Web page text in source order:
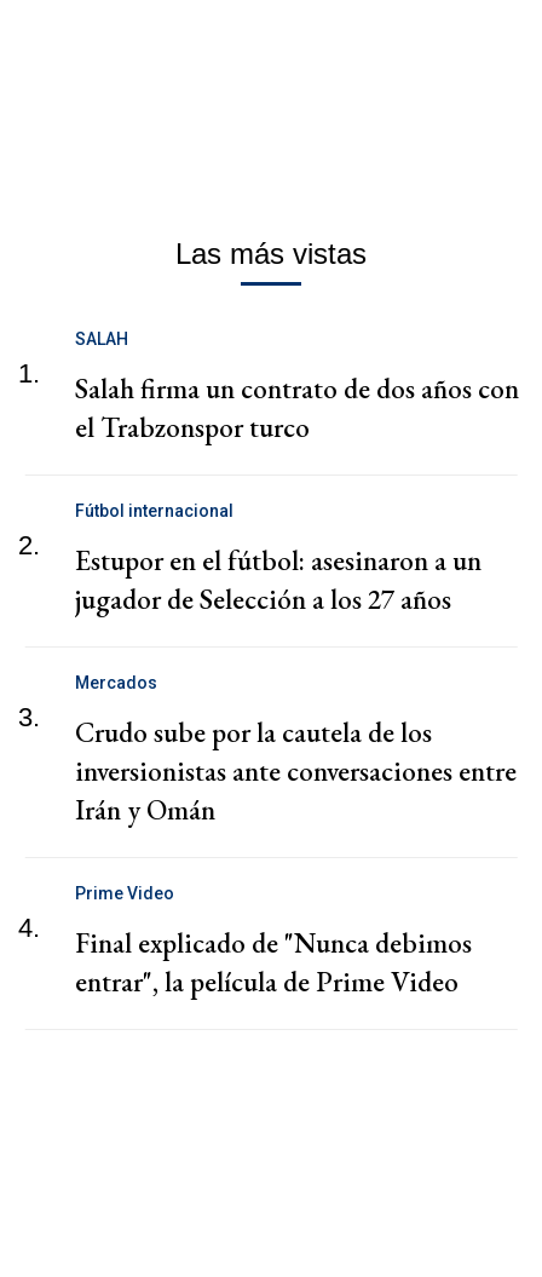
Las más vistas
1.
SALAH
Salah firma un contrato de dos años con
el Trabzonspor turco
2.
Fútbol internacional
Estupor en el fútbol: asesinaron a un
jugador de Selección a los 27 años
3.
Mercados
Crudo sube por la cautela de los
inversionistas ante conversaciones entre
Irán y Omán
4.
Prime Video
Final explicado de "Nunca debimos
entrar", la película de Prime Video